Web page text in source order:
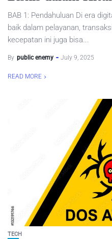
BAB 1: Pendahuluan Di era
baik dalam pelayanan,
kecepatan ini juga bisa...
By public enemy July 9, 2025
READ MORE
TECH